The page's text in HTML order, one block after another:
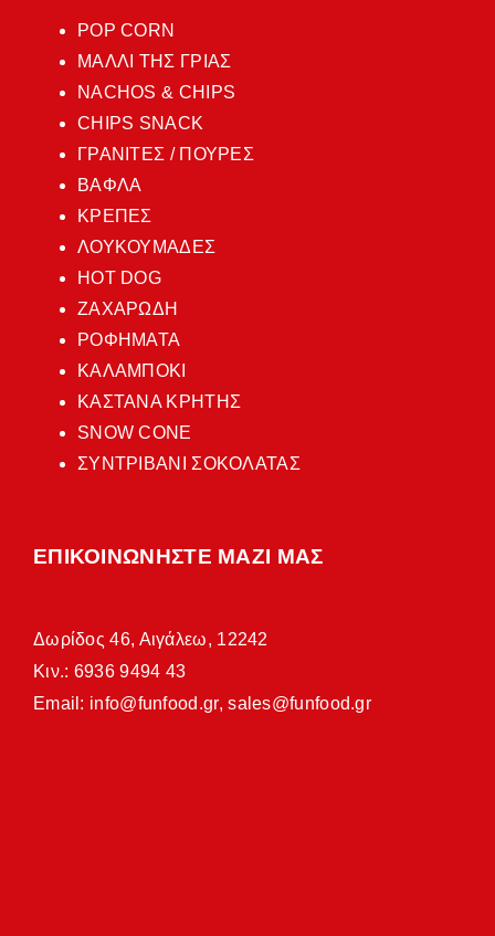
POP CORN
ΜΑΛΛΙ ΤΗΣ ΓΡΙΑΣ
NACHOS & CHIPS
CHIPS SNACK
ΓΡΑΝΙΤΕΣ / ΠΟΥΡΕΣ
ΒΑΦΛΑ
ΚΡΕΠΕΣ
ΛΟΥΚΟΥΜΑΔΕΣ
HOT DOG
ΖΑΧΑΡΩΔΗ
ΡΟΦΗΜΑΤΑ
ΚΑΛΑΜΠΟΚΙ
ΚΑΣΤΑΝΑ ΚΡΗΤΗΣ
SNOW CONE
ΣΥΝΤΡΙΒΑΝΙ ΣΟΚΟΛΑΤΑΣ
ΕΠΙΚΟΙΝΩΝΗΣΤΕ ΜΑΖΙ ΜΑΣ
Δωρίδος 46, Αιγάλεω, 12242
Κιν.: 6936 9494 43
Email: info@funfood.gr,sales@funfood.gr